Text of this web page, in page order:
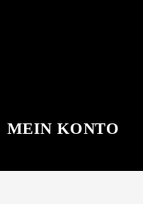
MEIN KONTO